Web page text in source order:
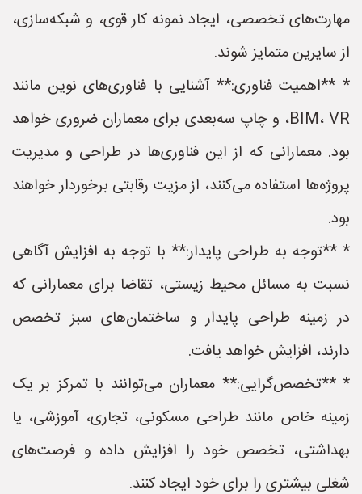
مهارت‌های تخصصی، ایجاد نمونه کار قوی، و شبکه‌سازی،
از سایرین متمایز شوند.
* **اهمیت فناوری:** آشنایی با فناوری‌های نوین مانند
BIM، VR، و چاپ سه‌بعدی برای معماران ضروری خواهد
بود. معمارانی که از این فناوری‌ها در طراحی و مدیریت
پروژه‌ها استفاده می‌کنند، از مزیت رقابتی برخوردار خواهند
بود.
* **توجه به طراحی پایدار:** با توجه به افزایش آگاهی
نسبت به مسائل محیط زیستی، تقاضا برای معمارانی که
در زمینه طراحی پایدار و ساختمان‌های سبز تخصص
دارند، افزایش خواهد یافت.
* **تخصص‌گرایی:** معماران می‌توانند با تمرکز بر یک
زمینه خاص مانند طراحی مسکونی، تجاری، آموزشی، یا
بهداشتی، تخصص خود را افزایش داده و فرصت‌های
شغلی بیشتری را برای خود ایجاد کنند.